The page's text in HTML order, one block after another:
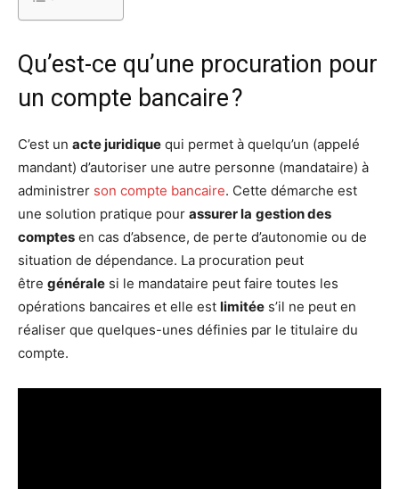
Qu’est-ce qu’une procuration pour
un compte bancaire ?
C’est un acte juridique qui permet à quelqu’un (appelé
mandant) d’autoriser une autre personne (mandataire) à
administrer son compte bancaire. Cette démarche est
une solution pratique pour assurer la gestion des
comptes en cas d’absence, de perte d’autonomie ou de
situation de dépendance. La procuration peut
être générale si le mandataire peut faire toutes les
opérations bancaires et elle est limitée s’il ne peut en
réaliser que quelques-unes définies par le titulaire du
compte.